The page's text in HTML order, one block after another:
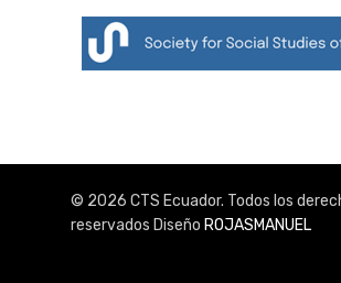
© 2026 CTS Ecuador. Todos los
reservados Diseño ROJASMANUEL